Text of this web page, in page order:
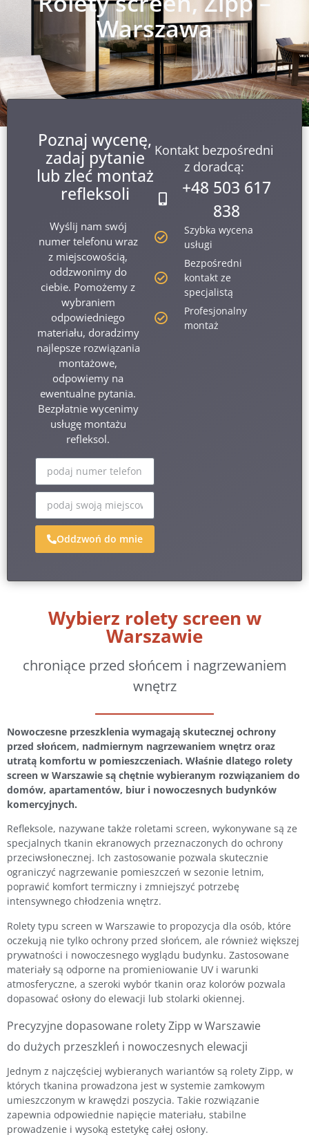
Warszawa
Poznaj wycenę,
zadaj pytanie
lub zleć montaż
refleksoli
Wyślij nam swój
numer telefonu wraz
z miejscowością,
oddzwonimy do
ciebie. Pomożemy z
wybraniem
odpowiedniego
materiału, doradzimy
najlepsze rozwiązania
montażowe,
odpowiemy na
ewentualne pytania.
Bezpłatnie wycenimy
usługę montażu
refleksol.
Oddzwoń do mnie
Kontakt bezpośredni
z doradcą:
+48 503 617
838
Szybka wycena
usługi
Bezpośredni
kontakt ze
specjalistą
Profesjonalny
montaż
Wybierz rolety screen w
Warszawie
chroniące przed słońcem i nagrzewaniem
wnętrz
Nowoczesne przeszklenia wymagają skutecznej ochrony
przed słońcem, nadmiernym nagrzewaniem wnętrz oraz
utratą komfortu w pomieszczeniach. Właśnie dlatego rolety
screen w Warszawie są chętnie wybieranym rozwiązaniem do
domów, apartamentów, biur i nowoczesnych budynków
komercyjnych.
Refleksole, nazywane także roletami screen, wykonywane są ze
specjalnych tkanin ekranowych przeznaczonych do ochrony
przeciwsłonecznej. Ich zastosowanie pozwala skutecznie
ograniczyć nagrzewanie pomieszczeń w sezonie letnim,
poprawić komfort termiczny i zmniejszyć potrzebę
intensywnego chłodzenia wnętrz.
Rolety typu screen w Warszawie to propozycja dla osób, które
oczekują nie tylko ochrony przed słońcem, ale również większej
prywatności i nowoczesnego wyglądu budynku. Zastosowane
materiały są odporne na promieniowanie UV i warunki
atmosferyczne, a szeroki wybór tkanin oraz kolorów pozwala
dopasować osłony do elewacji lub stolarki okiennej.
Precyzyjne dopasowane rolety Zipp w Warszawie
do dużych przeszkleń i nowoczesnych elewacji
Jednym z najczęściej wybieranych wariantów są rolety Zipp, w
których tkanina prowadzona jest w systemie zamkowym
umieszczonym w krawędzi poszycia. Takie rozwiązanie
zapewnia odpowiednie napięcie materiału, stabilne
prowadzenie i wysoką estetykę całej osłony.